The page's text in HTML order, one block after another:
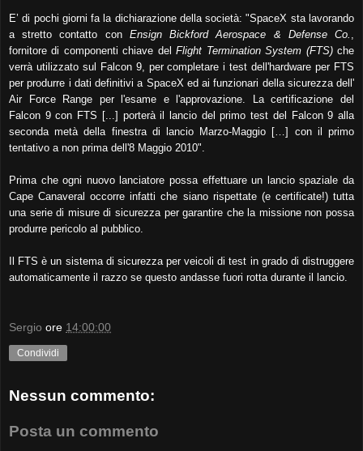
E’ di pochi giorni fa la dichiarazione della società: "SpaceX sta lavorando
a stretto contatto con Ensign Bickford Aerospace & Defense Co.
fornitore di componenti chiave delFlight Termination System (FTS)che
verrà utilizzato sul Falcon 9, per completare i test dell'hardware per FTS
per produrre i dati definitivi a SpaceX ed ai funzionari della sicurezza dell'
Air Force Range per l'esame e l'approvazione. La certificazione del
Falcon 9 con FTS [...] porterà il lancio del primo test del Falcon 9 alla
seconda metà della finestra di lancio Marzo-Maggio […] con il primo
tentativo a non prima dell'8 Maggio 2010".
Prima che ogni nuovo lanciatore possa effettuare un lancio spaziale da
Cape Canaveral occorre infatti che siano rispettate (e certificate!) tutta
una serie di misure di sicurezza per garantire che la missione non possa
produrre pericolo al pubblico.
Il FTS è un sistema di sicurezza per veicoli di test in grado di distruggere
automaticamente il razzo se questo andasse fuori rotta durante il lancio.
Sergio ore 14:00:00
Condividi
Nessun commento:
Posta un commento